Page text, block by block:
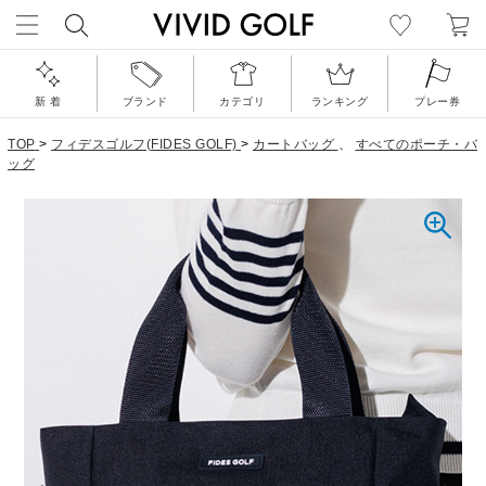
新 着 ブランド カテゴリ ランキング プレー券
TOP > フィデスゴルフ(FIDES GOLF) > カートバッグ 、 すべてのポーチ・バ
ッグ